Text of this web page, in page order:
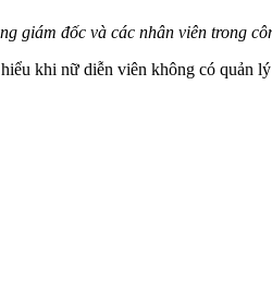
giám đốc và các nhân viên trong
khi nữ diễn viên không có quản